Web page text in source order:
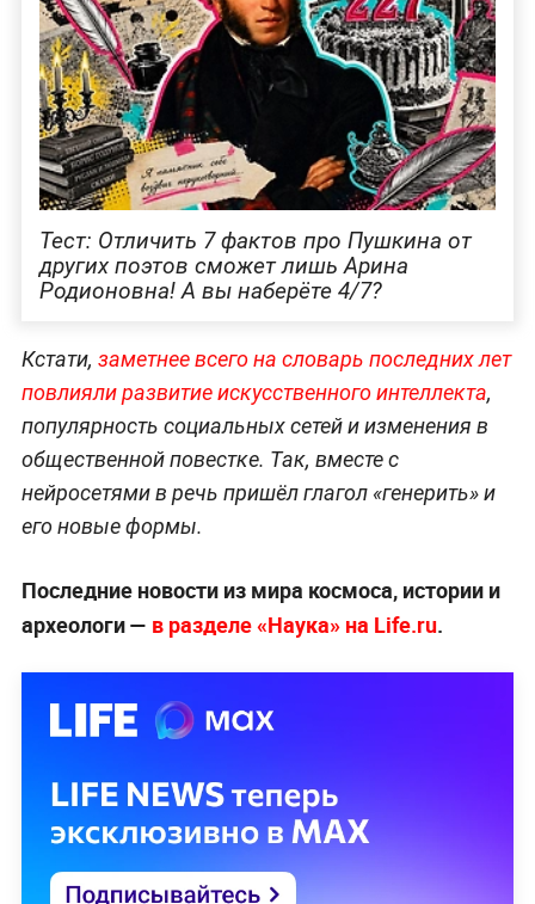
Тест: Отличить 7 фактов про Пушкина от
других поэтов сможет лишь Арина
Родионовна! А вы наберёте 4/7?
Кстати, заметнее всего на словарь последних лет
повлияли развитие искусственного интеллекта,
популярность социальных сетей и изменения в
общественной повестке. Так, вместе с
нейросетями в речь пришёл глагол «генерить» и
его новые формы.
Последние новости из мира космоса, истории и
археологи — в разделе «Наука» на Life.ru.